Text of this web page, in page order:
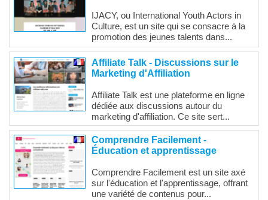
IJACY, ou International Youth Actors in
Culture, est un site qui se consacre à la
promotion des jeunes talents dans...
Affiliate Talk - Discussions sur le
Marketing d'Affiliation
Affiliate Talk est une plateforme en ligne
dédiée aux discussions autour du
marketing d'affiliation. Ce site sert...
Comprendre Facilement -
Éducation et apprentissage
Comprendre Facilement est un site axé
sur l'éducation et l'apprentissage, offrant
une variété de contenus pour...